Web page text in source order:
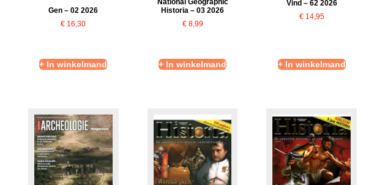
Gen – 02 2026
€ 16,30
+ In winkelmand
Historia – 03 2026
€8,99
+ In winkelmand
Vind – 62 2026
€14,95
+ In winkelmand